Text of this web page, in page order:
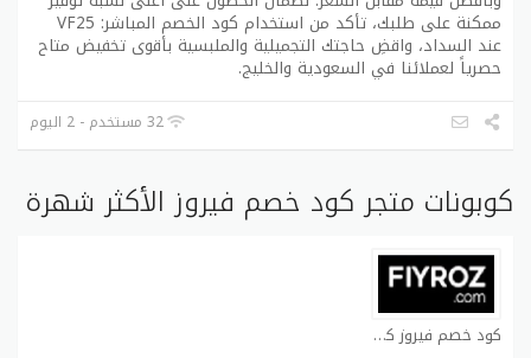
ممكنة على طلبك، تأكد من استخدام كود الخصم المباشر: VF25
عند السداد، واقضِ حاجتك التجميلية والملبسية بأقوى تخفيض متاح
حصرياً لعملائنا في السعودية والخليج.
32 مستخدم - 2 اليوم
كوبونات متجر كود خصم فيروز الأكثر شهرة
كود خصم فيروز كوبون